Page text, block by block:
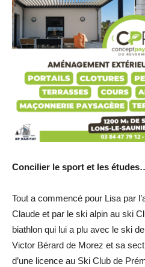
Concilier le sport et les
Tout a commencé pour Lisa par
Claude et par le ski alpin au ski
biathlon qui lui a plu avec le ski
Victor Bérard de Morez et sa
d’une licence au Ski Club de